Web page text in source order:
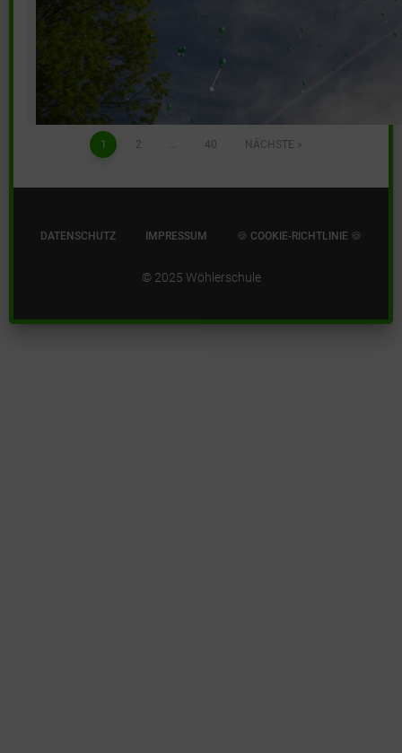
Beitragsnavigation
1 2 … 40 NÄCHSTE
DATENSCHUTZ IMPRESSUM 🍪 COOKIE-RICHTLINIE 🍪
© 2025 Wöhlerschule